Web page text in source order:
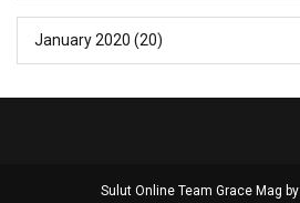
January 2020 (20)
Sulut Online Team Grace Mag by